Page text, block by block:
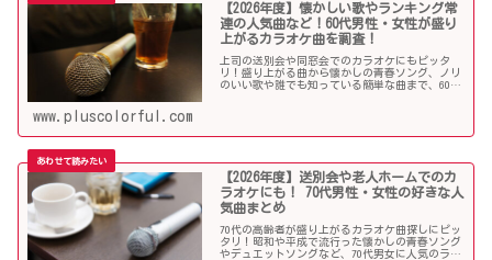
【2026年度】懐かしい歌やランキング常
連の人気曲など！60代男性・女性が盛り
上がるカラオケ曲を調査！
上司の送別会や同窓会でのカラオケにもピッタ
リ！盛り上がる曲から懐かしの青春ソング、ノリ
のいい歌や誰でも知っている簡単な曲まで、60代
www.pluscolorful.com
【2026年度】送別会や老人ホームでのカ
ラオケにも！ 70代男性・女性の好きな人
気曲まとめ
70代の高齢者が盛り上がるカラオケ曲探しにピッ
タリ！昭和や平成で流行った懐かしの青春ソング
やデュエットソングなど、70代男女に人気のラン